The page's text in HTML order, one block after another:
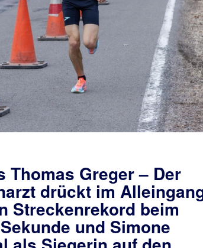
Greger – Der
drückt im
Streckenrekord beim
und Simone